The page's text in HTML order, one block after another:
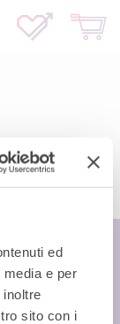
ed
e per
sito con i